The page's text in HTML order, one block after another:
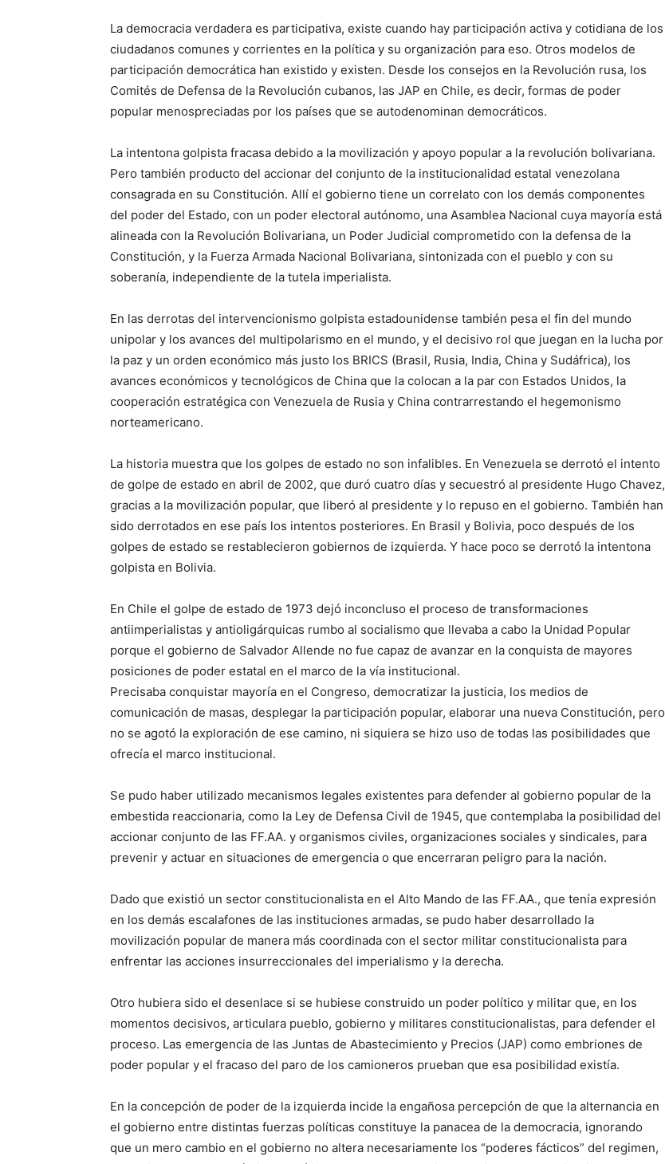
La democracia verdadera es participativa, existe cuando hay participación activa y cotidiana de los
ciudadanos comunes y corrientes en la política y su organización para eso. Otros modelos de
participación democrática han existido y existen. Desde los consejos en la Revolución rusa, los
Comités de Defensa de la Revolución cubanos, las JAP en Chile, es decir, formas de poder
popular menospreciadas por los países que se autodenominan democráticos.
La intentona golpista fracasa debido a la movilización y apoyo popular a la revolución bolivariana.
Pero también producto del accionar del conjunto de la institucionalidad estatal venezolana
consagrada en su Constitución. Allí el gobierno tiene un correlato con los demás componentes
del poder del Estado, con un poder electoral autónomo, una Asamblea Nacional cuya mayoría está
alineada con la Revolución Bolivariana, un Poder Judicial comprometido con la defensa de la
Constitución, y la Fuerza Armada Nacional Bolivariana, sintonizada con el pueblo y con su
soberanía, independiente de la tutela imperialista.
En las derrotas del intervencionismo golpista estadounidense también pesa el fin del mundo
unipolar y los avances del multipolarismo en el mundo, y el decisivo rol que juegan en la lucha por
la paz y un orden económico más justo los BRICS (Brasil, Rusia, India, China y Sudáfrica), los
avances económicos y tecnológicos de China que la colocan a la par con Estados Unidos, la
cooperación estratégica con Venezuela de Rusia y China contrarrestando el hegemonismo
norteamericano.
La historia muestra que los golpes de estado no son infalibles. En Venezuela se derrotó el intento
de golpe de estado en abril de 2002, que duró cuatro días y secuestró al presidente Hugo Chavez,
gracias a la movilización popular, que liberó al presidente y lo repuso en el gobierno. También han
sido derrotados en ese país los intentos posteriores. En Brasil y Bolivia, poco después de los
golpes de estado se restablecieron gobiernos de izquierda. Y hace poco se derrotó la intentona
golpista en Bolivia.
En Chile el golpe de estado de 1973 dejó inconcluso el proceso de transformaciones
antiimperialistas y antioligárquicas rumbo al socialismo que llevaba a cabo la Unidad Popular
porque el gobierno de Salvador Allende no fue capaz de avanzar en la conquista de mayores
posiciones de poder estatal en el marco de la vía institucional.
Precisaba conquistar mayoría en el Congreso, democratizar la justicia, los medios de
comunicación de masas, desplegar la participación popular, elaborar una nueva Constitución, pero
no se agotó la exploración de ese camino, ni siquiera se hizo uso de todas las posibilidades que
ofrecía el marco institucional.
Se pudo haber utilizado mecanismos legales existentes para defender al gobierno popular de la
embestida reaccionaria, como la Ley de Defensa Civil de 1945, que contemplaba la posibilidad del
accionar conjunto de las FF.AA. y organismos civiles, organizaciones sociales y sindicales, para
prevenir y actuar en situaciones de emergencia o que encerraran peligro para la nación.
Dado que existió un sector constitucionalista en el Alto Mando de las FF.AA., que tenía expresión
en los demás escalafones de las instituciones armadas, se pudo haber desarrollado la
movilización popular de manera más coordinada con el sector militar constitucionalista para
enfrentar las acciones insurreccionales del imperialismo y la derecha.
Otro hubiera sido el desenlace si se hubiese construido un poder político y militar que, en los
momentos decisivos, articulara pueblo, gobierno y militares constitucionalistas, para defender el
proceso. Las emergencia de las Juntas de Abastecimiento y Precios (JAP) como embriones de
poder popular y el fracaso del paro de los camioneros prueban que esa posibilidad existía.
En la concepción de poder de la izquierda incide la engañosa percepción de que la alternancia en
el gobierno entre distintas fuerzas políticas constituye la panacea de la democracia, ignorando
que un mero cambio en el gobierno no altera necesariamente los “poderes fácticos” del regimen,